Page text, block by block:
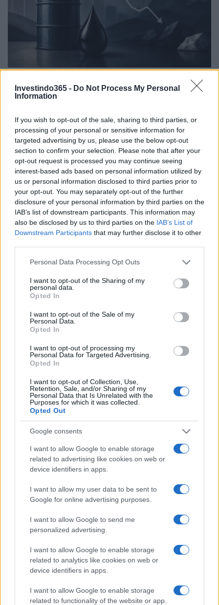
Investindo365 - Do Not Process My Personal
Information
If you wish to opt-out of the sale, sharing to third parties, or
processing of your personal or sensitive information for
targeted advertising by us, please use the below opt-out
section to confirm your selection. Please note that after your
opt-out request is processed you may continue seeing
interest-based ads based on personal information utilized by
us or personal information disclosed to third parties prior to
your opt-out. You may separately opt-out of the further
disclosure of your personal information by third parties on the
IAB’s list of downstream participants. This information may
also be disclosed by us to third parties on the IAB’s List of
Downstream Participants that may further disclose it to other
Please note that this website/app uses one or more Google
not limited to your visit or usage behaviour. You may click to
grant or deny consent to Google and its third-party tags to
use your data for below specified purposes in below Google
consent section.
Personal Data Processing Opt Outs
I want to opt-out of the Sharing of my
personal data.
Opted In
I want to opt-out of the Sale of my
Personal Data.
Opted In
I want to opt-out of processing my
Personal Data for Targeted Advertising.
Opted In
I want to opt-out of Collection, Use,
Retention, Sale, and/or Sharing of my
Personal Data that Is Unrelated with the
Purposes for which it was collected.
Opted Out
Google consents
I want to allow Google to enable storage
related to advertising like cookies on web or
device identifiers in apps.
I want to allow my user data to be sent to
Google for online advertising purposes.
I want to allow Google to send me
personalized advertising.
I want to allow Google to enable storage
related to analytics like cookies on web or
device identifiers in apps.
I want to allow Google to enable storage
related to functionality of the website or app.
Petróleo Brent cai 8.3% e arrasta commodities em agosto de
2026
Rafael Oliveira · 6 ago 2026
NÃO CLASSIFICADO
Rafael Oliveira · 4 ago 2026
NÃO CLASSIFICADO
Petróleo Brent cai 8.46% e arrasta commodities em queda
generalizada
Rafael Oliveira · 4 ago 2026
COTAÇÕES CRYPTO
Nome Preço
Kinza Babylon Staked BTC
(KBTC)
$83,270.00
Eureka Bridged PAX Gold (Terra
(PAXG)
$4,205.78